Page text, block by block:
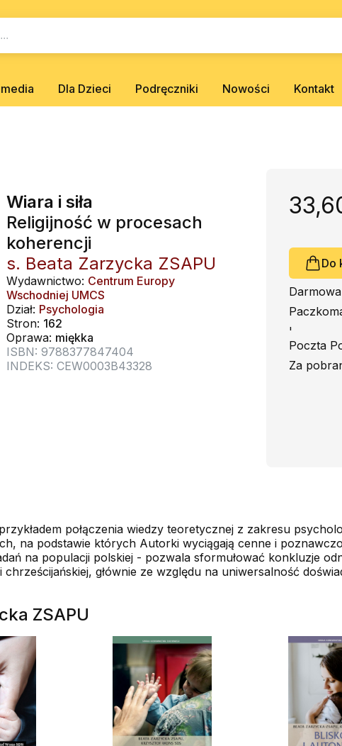
Dla Dzieci Podręczniki Nowości Kontakt
Wiara i siła
Religijność w procesach
koherencji
s. Beata Zarzycka ZSAPU
Wydawnictwo: Centrum Europy
Wschodniej UMCS
Dział: Psychologia
Stron: 162
Oprawa: miękka
ISBN: 9788377847404
INDEKS: CEW0003B43328
Do
'
Poczta
Za
połączenia wiedzy teoretycznej z zakresu
na podstawie których Autorki wyciągają cenne i
na populacji polskiej - pozwala sformułować konkluzje
głównie ze względu na uniwersalność
ZSAPU